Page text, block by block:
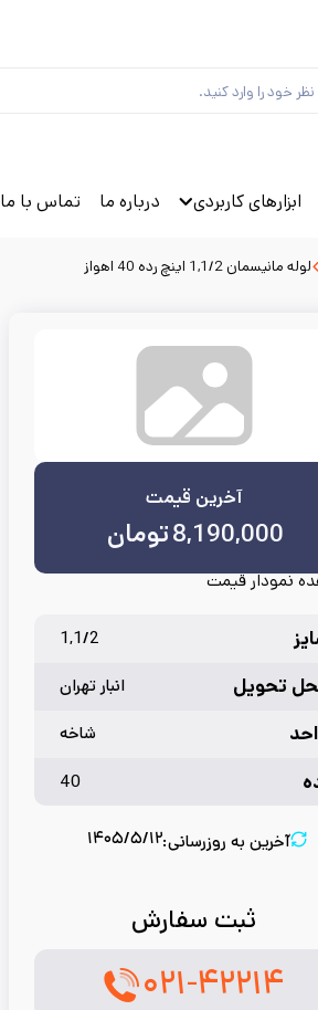
ابزارهای کاربردی درباره ما تماس با ما
لوله مانیسمان 1,1/2 اینچ رده 40 اهواز
آخرین قیمت
8,190,000تومان
نمودار قیمت
1,1/2
تحویل انبار تهران
شاخه
40
آخرین به روزرسانی:۱۴۰۵/۵/۱۲
ثبت سفارش
۰۲۱-۴۲۲۱۴